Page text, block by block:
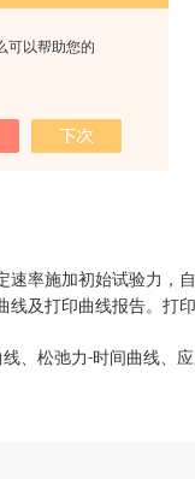
可以帮助您的
速率施加初始试验力，
线及打印曲线报告。打
、松弛力-时间曲线、